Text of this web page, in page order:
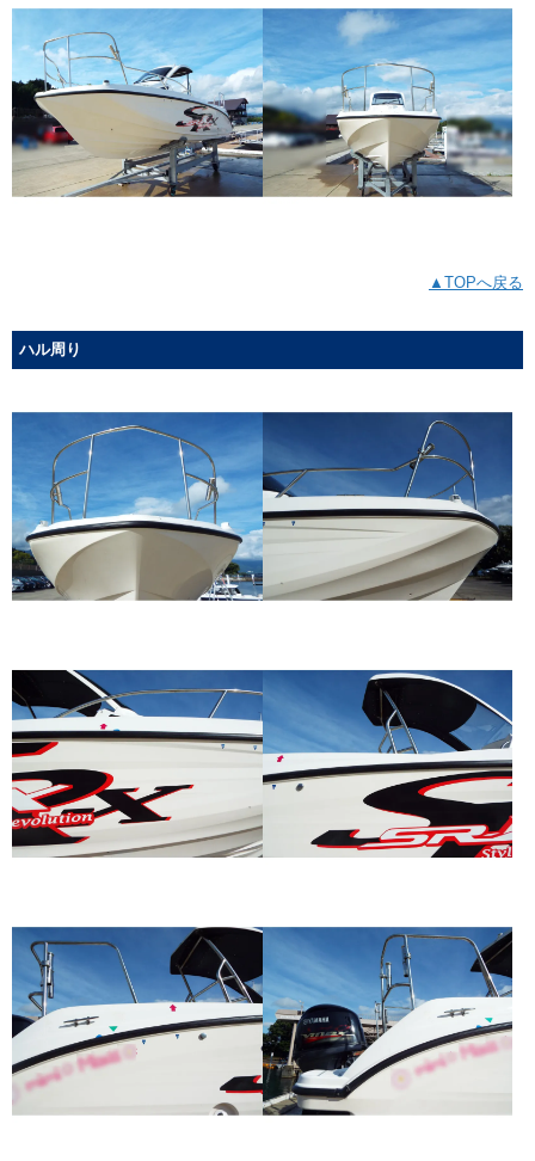
▲TOPへ戻る
ハル周り